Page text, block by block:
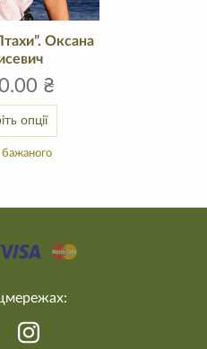
Оксана
₴
опції